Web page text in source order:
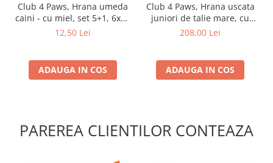
Club 4 Paws, Hrana umeda
caini - cu miel, set 5+1, 6x80
g
12,50 Lei
ADAUGA IN COS
Club 4 Paws, Hrana uscata
juniori de talie mare, cu
pui, 14kg
208,00 Lei
ADAUGA IN COS
PAREREA CLIENTILOR CONTEAZA